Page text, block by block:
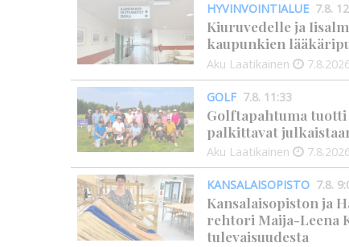
HYVINVOINTIALUE 7.8.
Kiuruvedelle ja
kaupunkien
Aku Laatikainen
GOLF 7.8. 11:33
Golftapahtuma
palkittavat
Aku Laatikainen
KANSALAISOPISTO 7.8.
Kansalaisopiston ja
rehtori Maija-Leena
tulevaisuudesta